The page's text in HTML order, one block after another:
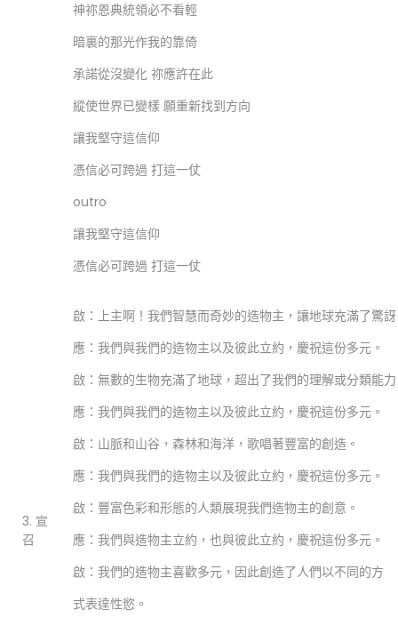
神祢恩典統領必不看輕
暗裏的那光作我的靠倚
承諾從沒變化 祢應許在此
縱使世界已變樣 願重新找到方向
讓我堅守這信仰
憑信必可跨過 打這一仗
outro
讓我堅守這信仰
憑信必可跨過 打這一仗
3. 宣
召
啟：上主啊！我們智慧而奇妙的造物主，讓地球充滿了驚
應：我們與我們的造物主以及彼此立約，慶祝這份多元。
啟：無數的生物充滿了地球，超出了我們的理解或分類能
應：我們與我們的造物主以及彼此立約，慶祝這份多元。
啟：山脈和山谷，森林和海洋，歌唱著豐富的創造。
應：我們與我們的造物主以及彼此立約，慶祝這份多元。
啟：豐富色彩和形態的人類展現我們造物主的創意。
應：我們與造物主立約，也與彼此立約，慶祝這份多元。
啟：我們的造物主喜歡多元，因此創造了人們以不同的方
式表達性慾。